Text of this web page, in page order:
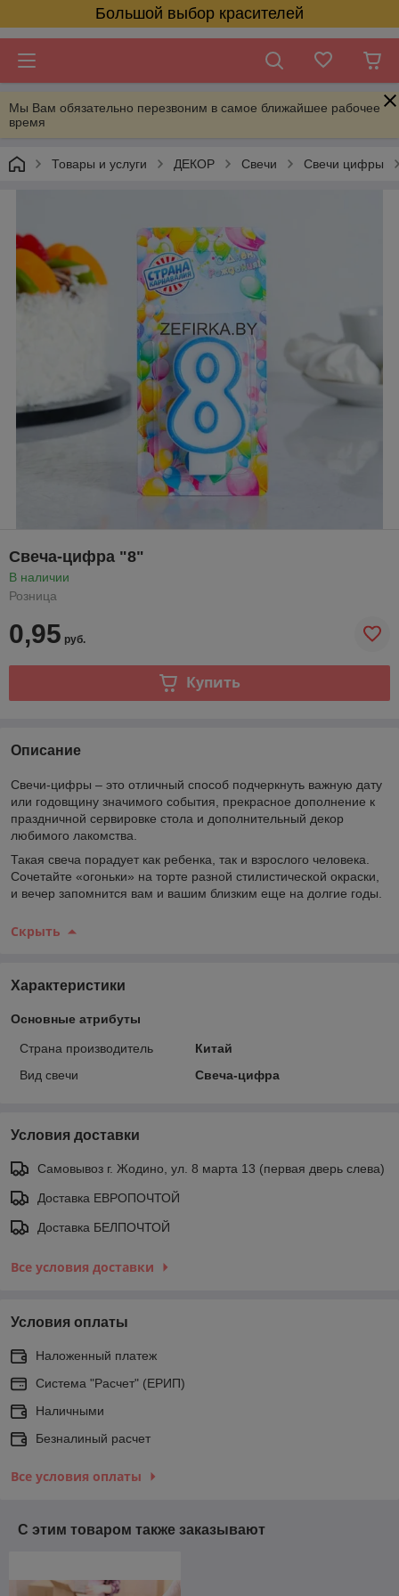
Большой выбор красителей
Мы Вам обязательно перезвоним в самое ближайшее рабочее
время
Товары и услуги ДЕКОР Свечи Свечи цифры
Свеча-цифра "8"
В наличии
Розница
0,95 руб.
Купить
Описание
Свечи-цифры – это отличный способ подчеркнуть важную дату
или годовщину значимого события, прекрасное дополнение к
праздничной сервировке стола и дополнительный декор
любимого лакомства.
Такая свеча порадует как ребенка, так и взрослого человека.
Сочетайте «огоньки» на торте разной стилистической окраски,
и вечер запомнится вам и вашим близким еще на долгие годы.
Скрыть
Характеристики
Основные атрибуты
Страна производитель
Китай
Вид свечи
Свеча-цифра
Условия доставки
Самовывоз г. Жодино, ул. 8 марта 13 (первая дверь слева)
Доставка ЕВРОПОЧТОЙ
Доставка БЕЛПОЧТОЙ
Все условия доставки
Условия оплаты
Наложенный платеж
Система "Расчет" (ЕРИП)
Наличными
Безналиный расчет
Все условия оплаты
С этим товаром также заказывают